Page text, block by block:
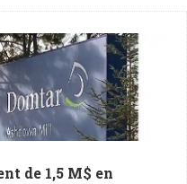
de 1,5 M$ en